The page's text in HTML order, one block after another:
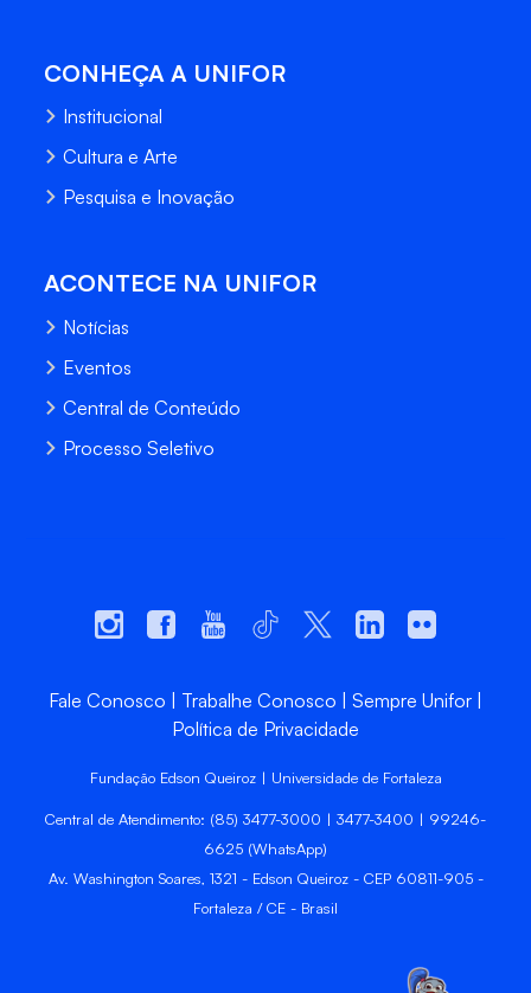
CONHEÇA A UNIFOR
Institucional
Cultura e Arte
Pesquisa e Inovação
ACONTECE NA UNIFOR
Notícias
Eventos
Central de Conteúdo
Processo Seletivo
Fale Conosco Trabalhe Conosco
Sempre Unifor
Política de Privacidade
Fundação Edson Queiroz | Universidade de Fortaleza
Central de Atendimento: (85) 3477-3000 | 3477-3400 | 99246-
6625 (WhatsApp)
Av. Washington Soares, 1321 - Edson Queiroz - CEP 60811-905 -
Fortaleza / CE - Brasil